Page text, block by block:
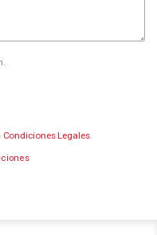
Condiciones Legales.